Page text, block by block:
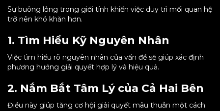
Sự buông lỏng trong giới tính khiến việc duy trì mối quan hệ
trở nên khó khăn hơn.
1. Tìm Hiểu Kỹ Nguyên Nhân
Việc tìm hiểu rõ nguyên nhân của vấn đề sẽ giúp xác định
phương hướng giải quyết hợp lý và hiệu quả.
2. Nắm Bắt Tâm Lý của Cả Hai Bên
Điều này giúp tăng cơ hội giải quyết mâu thuẫn một cách